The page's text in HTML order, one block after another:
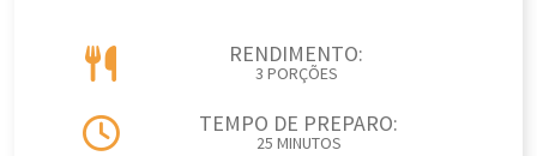
RENDIMENTO:
3 PORÇÕES
TEMPO DE PREPARO:
25 MINUTOS